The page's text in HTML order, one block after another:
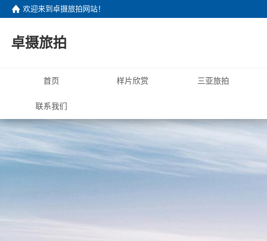
欢迎来到 卓摄旅拍网站！
卓摄旅拍
首页 样片欣赏 三亚旅拍
联系我们